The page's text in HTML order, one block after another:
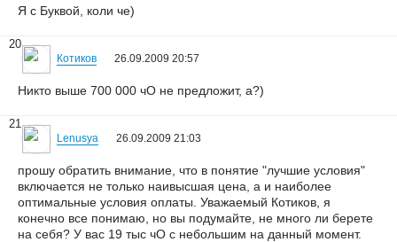
Я с Буквой, коли че)
20
Котиков 26.09.2009 20:57
Никто выше 700 000 чО не предложит, а?)
21
Lenusya 26.09.2009 21:03
прошу обратить внимание, что в понятие "лучшие условия"
включается не только наивысшая цена, а и наиболее
оптимальные условия оплаты. Уважаемый Котиков, я
конечно все понимаю, но вы подумайте, не много ли берете
на себя? У вас 19 тыс чО с небольшим на данный момент.